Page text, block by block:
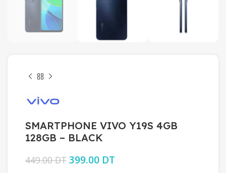
SMARTPHONE VIVO Y19S 4GB
128GB – BLACK
449.00DT Le prix initial était : 449.00 DT.
399.00 DT